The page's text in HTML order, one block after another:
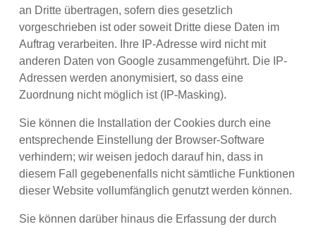
an Dritte übertragen, sofern dies gesetzlich
vorgeschrieben ist oder soweit Dritte diese Daten im
Auftrag verarbeiten. Ihre IP-Adresse wird nicht mit
anderen Daten von Google zusammengeführt. Die IP-
Adressen werden anonymisiert, so dass eine
Zuordnung nicht möglich ist (IP-Masking).
Sie können die Installation der Cookies durch eine
entsprechende Einstellung der Browser-Software
verhindern; wir weisen jedoch darauf hin, dass in
diesem Fall gegebenenfalls nicht sämtliche Funktionen
dieser Website vollumfänglich genutzt werden können.
Sie können darüber hinaus die Erfassung der durch